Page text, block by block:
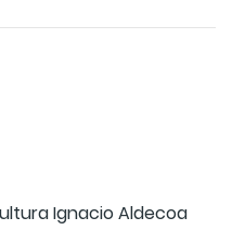
Ignacio Aldecoa